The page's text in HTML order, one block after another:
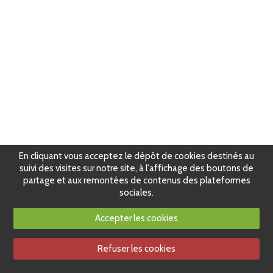
En cliquant vous acceptez le dépôt de cookies destinés au
suivi des visites sur notre site, à l'affichage des boutons de
partage et aux remontées de contenus des plateformes
sociales.
Accepter les cookies
Refuser les cookies